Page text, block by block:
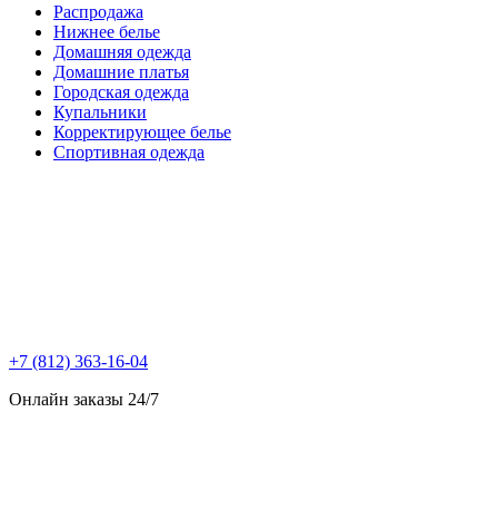
Распродажа
Нижнее белье
Домашняя одежда
Домашние платья
Городская одежда
Купальники
Корректирующее белье
Спортивная одежда
+7 (812) 363-16-04
Онлайн заказы 24/7